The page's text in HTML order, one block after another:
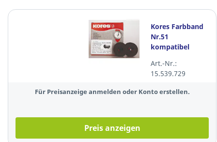
Kores Farbband
Nr.51
kompatibel
6m Nylon
Art.-Nr.:
15.539.729
Für Preisanzeige anmelden oder Konto erstellen.
Preis anzeigen